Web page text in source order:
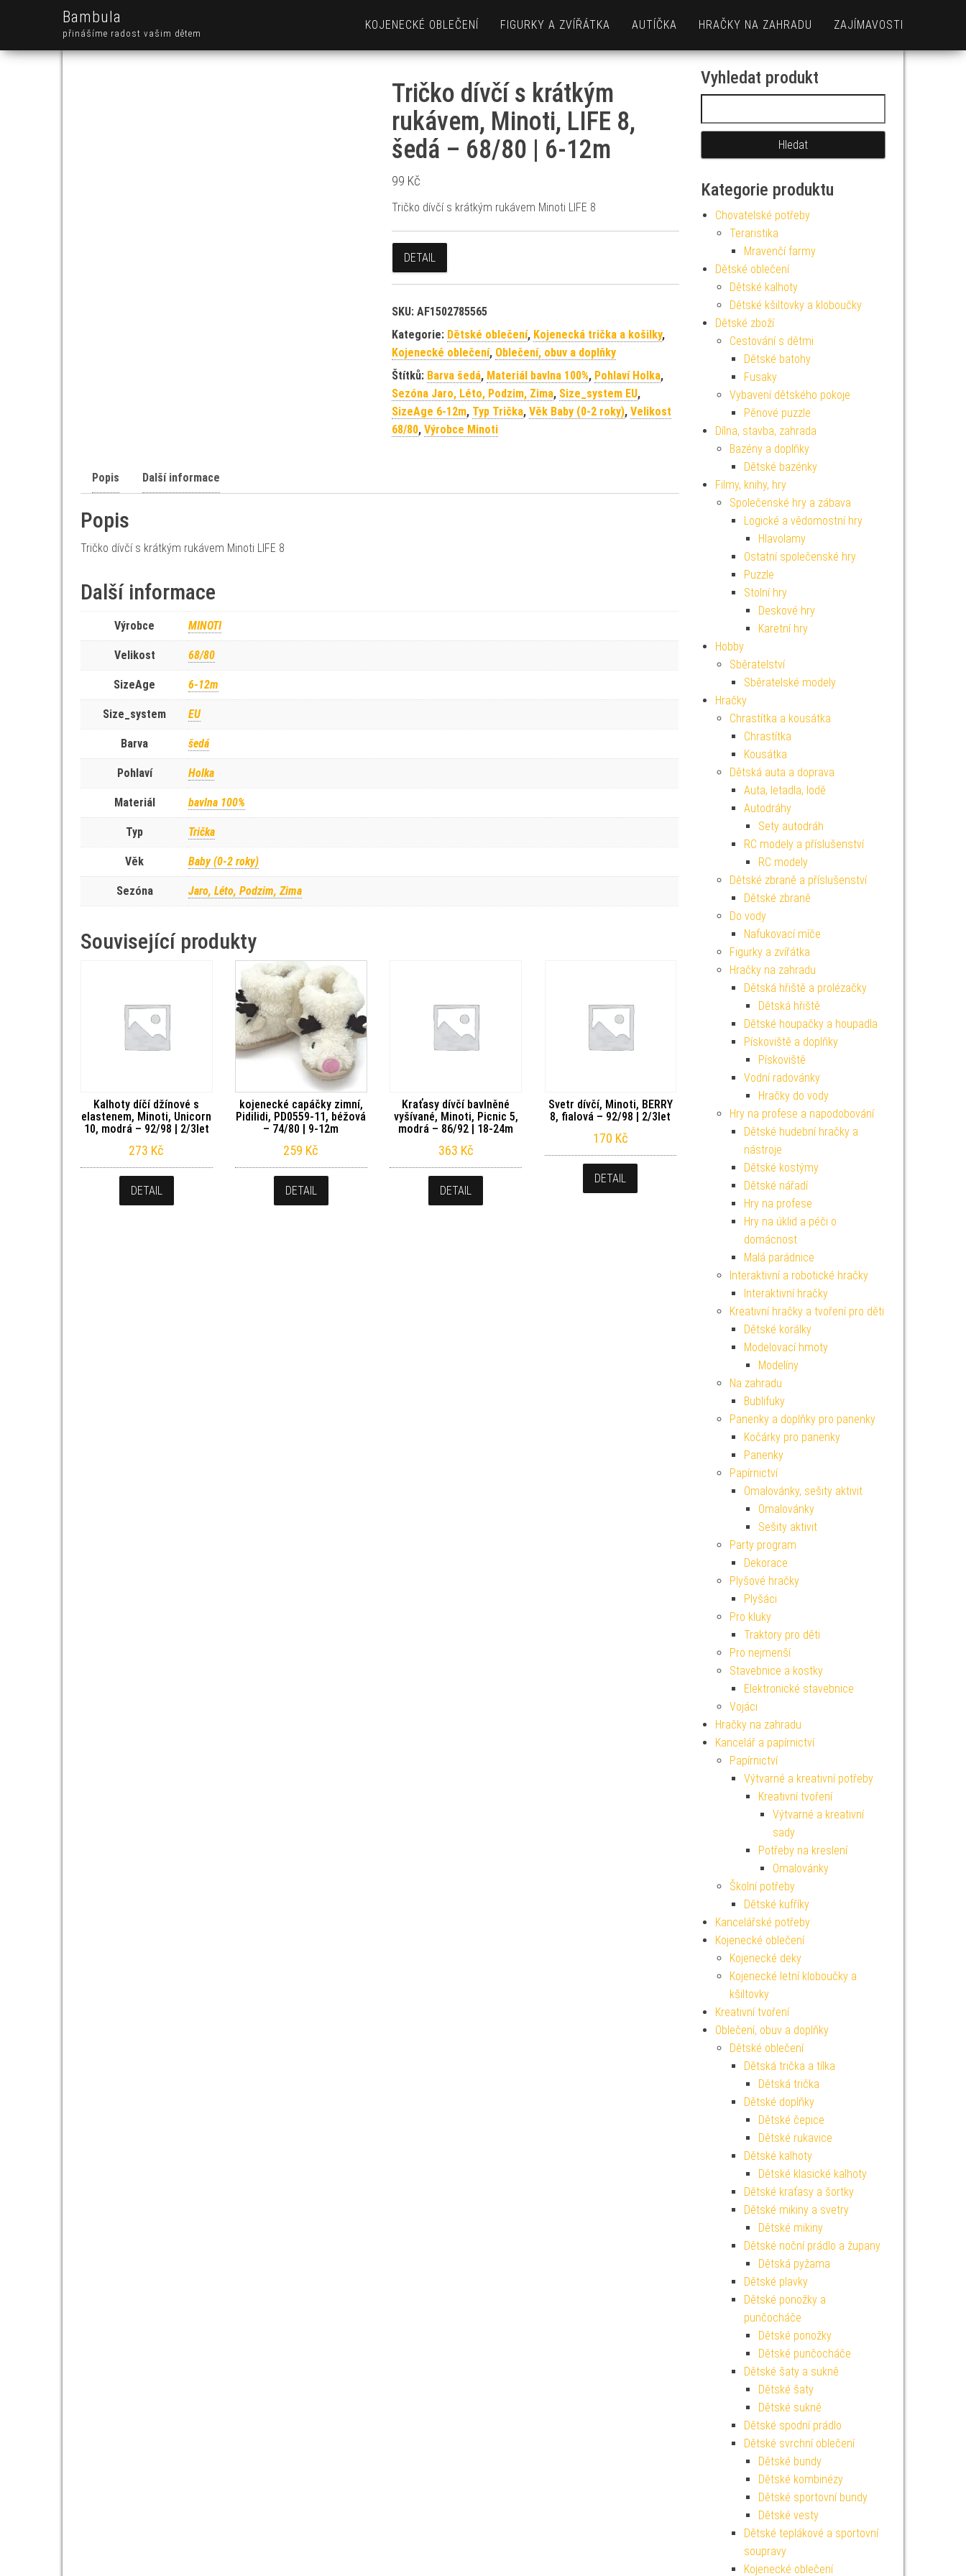
Bambula
přinášíme radost vašim dětem
KOJENECKÉ OBLEČENÍ FIGURKY A ZVÍŘÁTKA AUTÍČKA HRAČKY NA ZAHRADU ZAJÍMAVOSTI
Tričko dívčí s krátkým
rukávem, Minoti, LIFE 8,
šedá – 68/80 | 6-12m
99 Kč
Tričko dívčí s krátkým rukávem Minoti LIFE 8
DETAIL
SKU: AF1502785565
Kategorie: Dětské oblečení, Kojenecká trička a košilky,
Kojenecké oblečení, Oblečení, obuv a doplňky
Štítků: Barva šedá, Materiál bavlna 100%, Pohlaví Holka,
Sezóna Jaro, Léto, Podzim, Zima, Size_system EU,
SizeAge 6-12m, Typ Trička, Věk Baby (0-2 roky), Velikost
68/80, Výrobce Minoti
Popis Další informace
Popis
Tričko dívčí s krátkým rukávem Minoti LIFE 8
Další informace
Výrobce MINOTI
Velikost 68/80
SizeAge 6-12m
Size_system EU
Barva šedá
Pohlaví Holka
Materiál bavlna 100%
Typ Trička
Věk Baby (0-2 roky)
Sezóna Jaro, Léto, Podzim, Zima
Související produkty
Kalhoty díčí džínové s
elastenem, Minoti, Unicorn
10, modrá – 92/98 | 2/3let
273 Kč
DETAIL
kojenecké capáčky zimní,
Pidilidi, PD0559-11, béžová
– 74/80 | 9-12m
259 Kč
DETAIL
Kraťasy dívčí bavlněné
vyšívané, Minoti, Picnic 5,
modrá – 86/92 | 18-24m
363 Kč
DETAIL
Svetr dívčí, Minoti, BERRY
8, fialová – 92/98 | 2/3let
170 Kč
DETAIL
Vyhledat produkt
Kategorie produktu
Chovatelské potřeby
Teraristika
Mravenčí farmy
Dětské oblečení
Dětské kalhoty
Dětské kšiltovky a kloboučky
Dětské zboží
Cestování s dětmi
Dětské batohy
Fusaky
Vybavení dětského pokoje
Pěnové puzzle
Dílna, stavba, zahrada
Bazény a doplňky
Dětské bazénky
Filmy, knihy, hry
Společenské hry a zábava
Logické a vědomostní hry
Hlavolamy
Ostatní společenské hry
Puzzle
Stolní hry
Deskové hry
Karetní hry
Hobby
Sběratelství
Sběratelské modely
Hračky
Chrastítka a kousátka
Chrastítka
Kousátka
Dětská auta a doprava
Auta, letadla, lodě
Autodráhy
Sety autodráh
RC modely a příslušenství
RC modely
Dětské zbraně a příslušenství
Dětské zbraně
Do vody
Nafukovací míče
Figurky a zvířátka
Hračky na zahradu
Dětská hřiště a prolézačky
Dětská hřiště
Dětské houpačky a houpadla
Pískoviště a doplňky
Pískoviště
Vodní radovánky
Hračky do vody
Hry na profese a napodobování
Dětské hudební hračky a
nástroje
Dětské kostýmy
Dětské nářadí
Hry na profese
Hry na úklid a péči o
domácnost
Malá parádnice
Interaktivní a robotické hračky
Interaktivní hračky
Kreativní hračky a tvoření pro děti
Dětské korálky
Modelovací hmoty
Modelíny
Na zahradu
Bublifuky
Panenky a doplňky pro panenky
Kočárky pro panenky
Panenky
Papírnictví
Omalovánky, sešity aktivit
Omalovánky
Sešity aktivit
Party program
Dekorace
Plyšové hračky
Plyšáci
Pro kluky
Traktory pro děti
Pro nejmenší
Stavebnice a kostky
Elektronické stavebnice
Vojáci
Hračky na zahradu
Kancelář a papírnictví
Papírnictví
Výtvarné a kreativní potřeby
Kreativní tvoření
Výtvarné a kreativní
sady
Potřeby na kreslení
Omalovánky
Školní potřeby
Dětské kufříky
Kancelářské potřeby
Kojenecké oblečení
Kojenecké deky
Kojenecké letní kloboučky a
kšiltovky
Kreativní tvoření
Oblečení, obuv a doplňky
Dětské oblečení
Dětská trička a tílka
Dětská trička
Dětské doplňky
Dětské čepice
Dětské rukavice
Dětské kalhoty
Dětské klasické kalhoty
Dětské kraťasy a šortky
Dětské mikiny a svetry
Dětské mikiny
Dětské noční prádlo a župany
Dětská pyžama
Dětské plavky
Dětské ponožky a
punčocháče
Dětské ponožky
Dětské punčocháče
Dětské šaty a sukně
Dětské šaty
Dětské sukně
Dětské spodní prádlo
Dětské svrchní oblečení
Dětské bundy
Dětské kombinézy
Dětské sportovní bundy
Dětské vesty
Dětské teplákové a sportovní
soupravy
Kojenecké oblečení